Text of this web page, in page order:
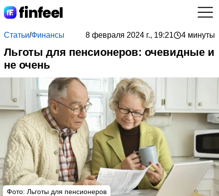
Статьи/Финансы 8 февраля 2024 г., 19:21 4 минуты
Льготы для пенсионеров: очевидные и
не очень
Фото: Льготы для пенсионеров